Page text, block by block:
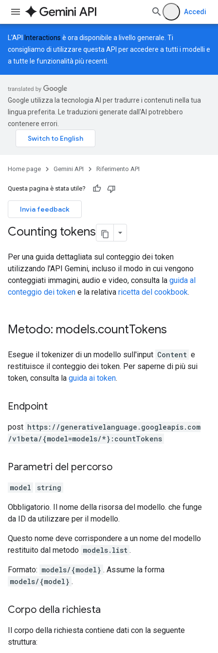
Accedi
L'API Interactions è ora disponibile a livello generale. Ti
consigliamo di utilizzare questa API per accedere a tutti i modelli e
a tutte le funzionalità più recenti.
Google utilizza la tecnologia AI per tradurre i contenuti nella tua
lingua preferita. Le traduzioni generate dall'AI potrebbero
contenere errori.
Home page Gemini API Riferimento API
Questa pagina è stata utile?
Invia feedback
Counting tokens
Per una guida dettagliata sul conteggio dei token
utilizzando l'API Gemini, incluso il modo in cui vengono
conteggiati immagini, audio e video, consulta la guida al
conteggio dei token e la relativa ricetta del cookbook.
Metodo: models.countTokens
Esegue il tokenizer di un modello sull'input Content e
restituisce il conteggio dei token. Per saperne di più sui
token, consulta la guida ai token.
Endpoint
post https: / /generativelanguage.googleapis.com
/v1beta/{model=models/*}:countTokens
Parametri del percorso
model string
Obbligatorio. Il nome della risorsa del modello. che funge
da ID da utilizzare per il modello.
Questo nome deve corrispondere a un nome del modello
restituito dal metodo models.list .
Formato: models/{model} . Assume la forma
models/{model} .
Corpo della richiesta
Il corpo della richiesta contiene dati con la seguente
struttura: